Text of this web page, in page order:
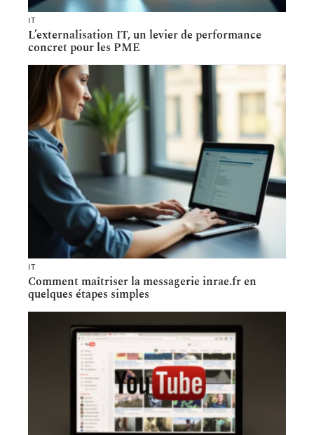
IT
L’externalisation IT, un levier de performance
concret pour les PME
IT
Comment maîtriser la messagerie inrae.fr en
quelques étapes simples